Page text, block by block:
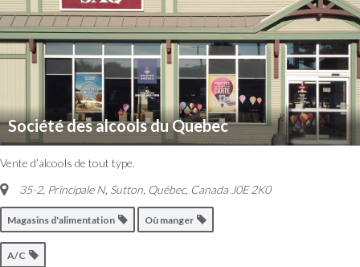
Société des alcools du Quebec
Vente d’alcools de tout type.
35-2, Principale N, Sutton, Québec, CanadaJ0E 2K0
Magasins d'alimentation Où manger
A/C